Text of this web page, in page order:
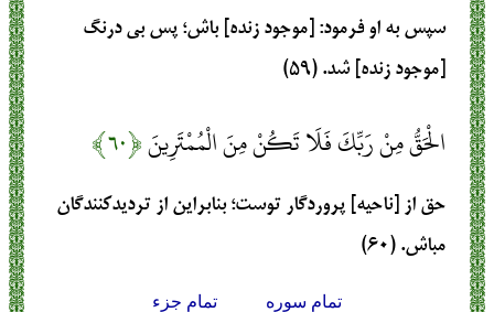
سپس به او فرمود: [موجود زنده] باش؛ پس بی درنگ
[موجود زنده] شد. (۵۹)
الْحَقُّ مِنْ رَبِّكَ فَلَا تَكُنْ مِنَ الْمُمْتَرِينَ﴿۶۰﴾
حق از [ناحیه] پروردگار توست؛ بنابراین از تردیدکنندگان
مباش. (۶۰)
تمام سوره
تمام جزء